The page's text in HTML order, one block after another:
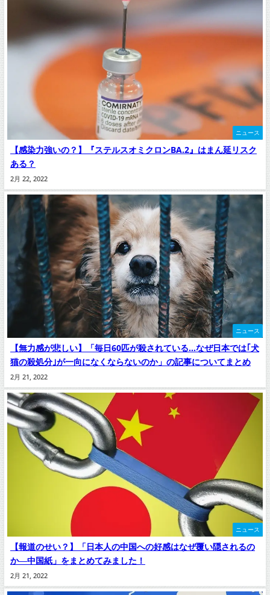
ニュース
【感染力強いの？】『ステルスオミクロンBA.2』はまん延リスク
ある？
2月 22, 2022
ニュース
【無力感が悲しい】「毎日60匹が殺されている…なぜ日本では｢犬
猫の殺処分｣が一向になくならないのか」の記事についてまとめ
2月 21, 2022
ニュース
【報道のせい？】「日本人の中国への好感はなぜ覆い隠されるの
か―中国紙」をまとめてみました！
2月 21, 2022